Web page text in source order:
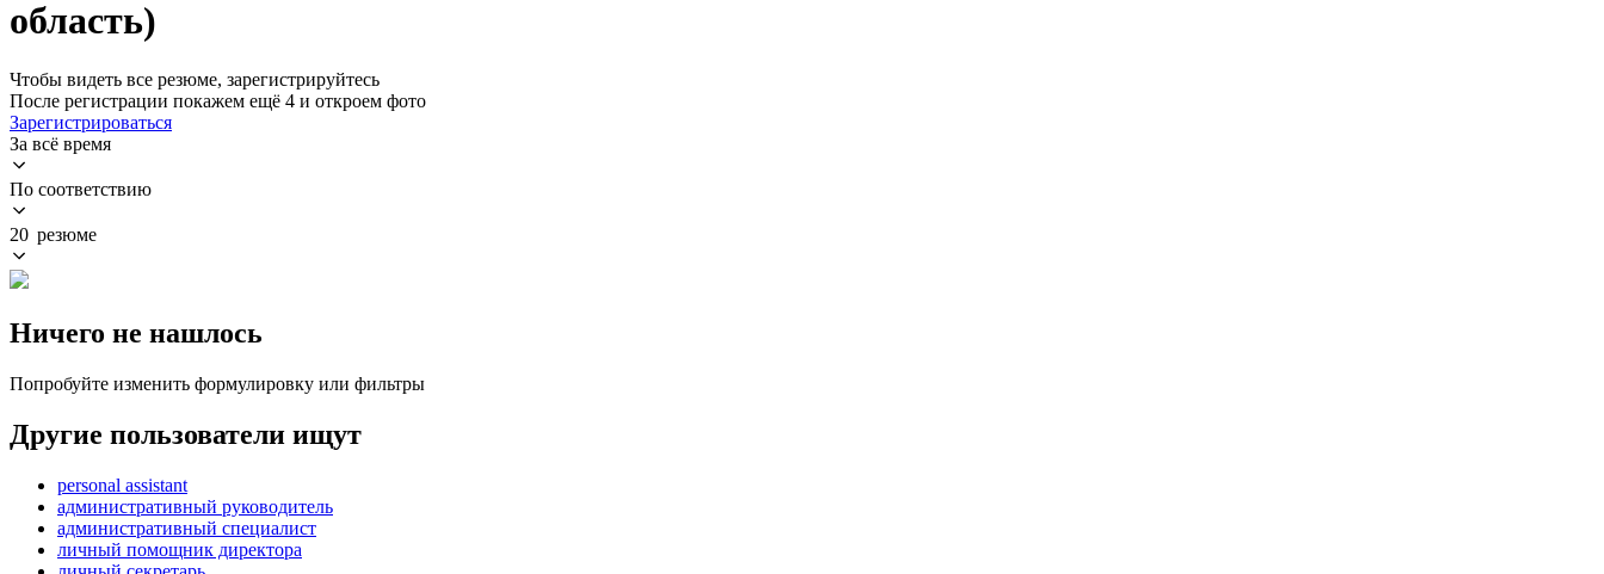
область)
Чтобы видеть все резюме, зарегистрируйтесь
После регистрации покажем ещё 4 и откроем фото
Зарегистрироваться
За всё время
По соответствию
20 резюме
Ничего не нашлось
Попробуйте изменить формулировку или фильтры
Другие пользователи ищут
personal assistant
административный руководитель
административный специалист
личный помощник директора